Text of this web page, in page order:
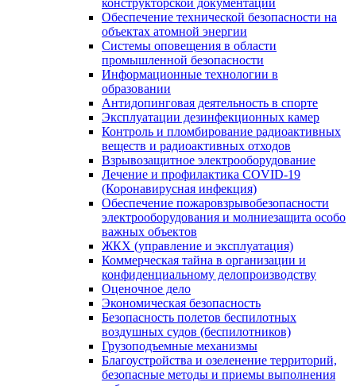
конструкторской документации
Обеспечение технической безопасности на
объектах атомной энергии
Системы оповещения в области
промышленной безопасности
Информационные технологии в
образовании
Антидопинговая деятельность в спорте
Эксплуатации дезинфекционных камер
Контроль и пломбирование радиоактивных
веществ и радиоактивных отходов
Взрывозащитное электрооборудование
Лечение и профилактика COVID-19
(Коронавирусная инфекция)
Обеспечение пожаровзрывобезопасности
электрооборудования и молниезащита особо
важных объектов
ЖКХ (управление и эксплуатация)
Коммерческая тайна в организации и
конфиденциальному делопроизводству
Оценочное дело
Экономическая безопасность
Безопасность полетов беспилотных
воздушных судов (беспилотников)
Грузоподъемные механизмы
Благоустройства и озеленение территорий,
безопасные методы и приемы выполнения